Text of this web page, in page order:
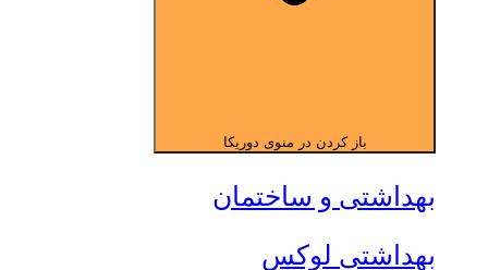
باز کردن در منوی دوریکا
بهداشتی و ساختمان
بهداشتی لوکس